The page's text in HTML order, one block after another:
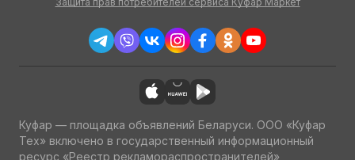
Куфар — площадка объявлений Беларуси. ООО «Куфар
Тех» включено в государственный информационный
ресурс «Реестр рекламораспространителей»